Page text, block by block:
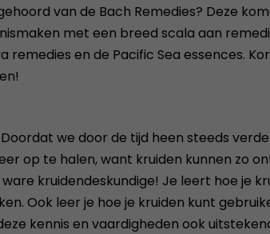
van de Bach Remedies? Deze
met een breed scala aan
remedies en de Pacific Sea essences.
we door de tijd heen steeds
op te halen, want kruiden kunnen zo
kruidendeskundige! Je leert hoe je
Ook leer je hoe je kruiden kunt
kennis en vaardigheden ook